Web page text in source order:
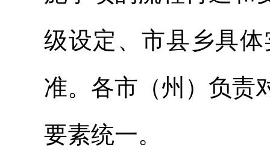
级设定、市县乡具
准。各市（州）负责
要素统一。